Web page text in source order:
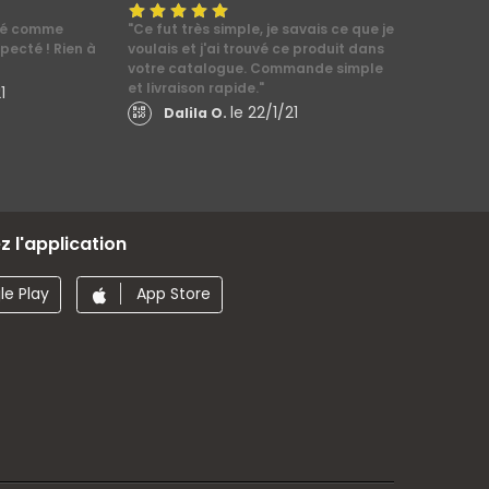
comme
! Rien à
"Ce fut très simple, je savais ce que je
voulais et j'ai trouvé ce produit dans
votre catalogue. Commande simple
et livraison rapide."
Dalila O. le 22/1/21
l'application
Play App Store